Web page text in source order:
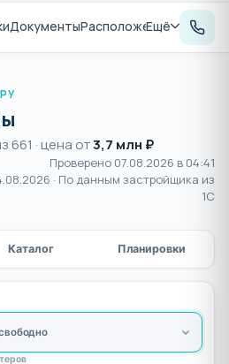
ДокументыРасположение
Ещё
661 · цена от3,7 млн ₽
Проверено 07.08.2026 в 04:41
· По данным застройщика из
1С
Каталог Планировки